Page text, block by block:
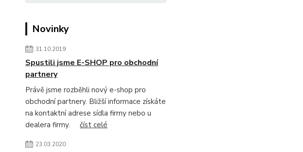
Novinky
31.10.2019
Spustili jsme E-SHOP pro obchodní
partnery
Právě jsme rozběhli nový e-shop pro
obchodní partnery. Bližší informace získáte
na kontaktní adrese sídla firmy nebo u
dealera firmy. číst celé
23.03.2020